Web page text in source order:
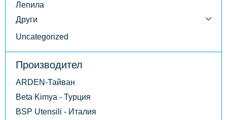
Лепила
Други
Uncategorized
Производител
ARDEN-Тайван
Beta Kimya - Турция
BSP Utensili - Италия